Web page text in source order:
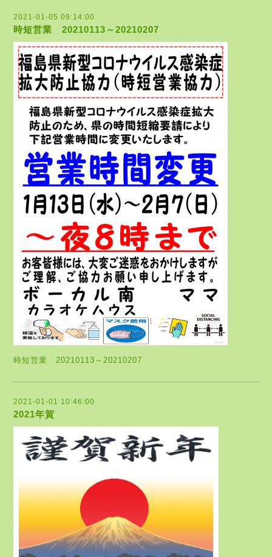
2021-01-05 09:14:00
時短営業 20210113～20210207
時短営業 20210113～20210207
2021-01-01 10:46:00
2021年賀